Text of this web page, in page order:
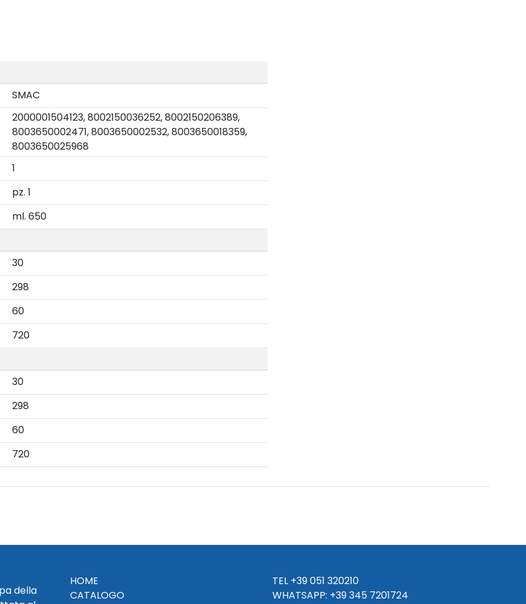
SMAC
2000001504123, 8002150036252, 8002150206389,
8003650002471, 8003650002532, 8003650018359,
8003650025968
1
pz. 1
ml. 650
30
298
60
720
30
298
60
720
della
HOME
CATALOGO
TEL +39 051 320210
WHATSAPP: +39345 7201724